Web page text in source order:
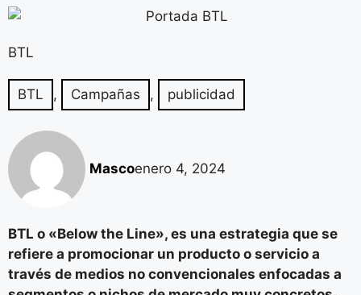
BTL
BTL , Campañas , publicidad
Mascoenero 4, 2024
BTL o «Below the Line», es una estrategia que se
refiere a promocionar un producto o servicio a
través de medios no convencionales enfocadas a